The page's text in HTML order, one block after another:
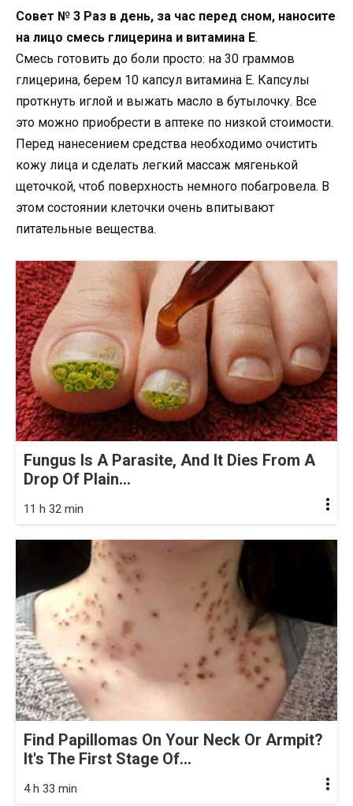
Совет № 3 Раз в день, за час перед сном, наносите
на лицо смесь глицерина и витамина Е.
Смесь готовить до боли просто: на 30 граммов
глицерина, берем 10 капсул витамина Е. Капсулы
проткнуть иглой и выжать масло в бутылочку. Все
это можно приобрести в аптеке по низкой стоимости.
Перед нанесением средства необходимо очистить
кожу лица и сделать легкий массаж мягенькой
щеточкой, чтоб поверхность немного побагровела. В
этом состоянии клеточки очень впитывают
питательные вещества.
Fungus Is A Parasite, And It Dies From A
Drop Of Plain...
11 h 32 min
Find Papillomas On Your Neck Or Armpit?
It's The First Stage Of...
4 h 33 min